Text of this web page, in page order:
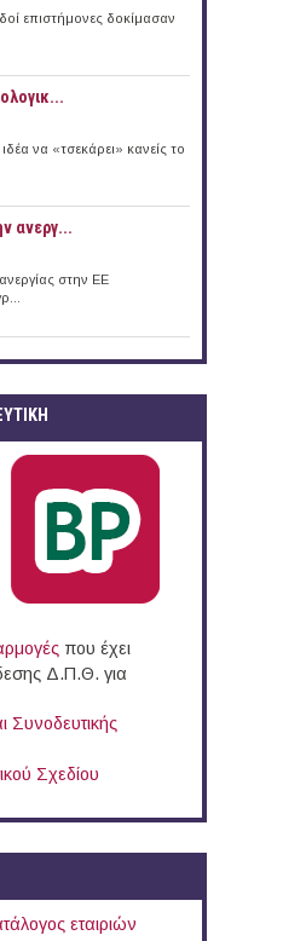
επιστήμονες δοκίμασαν
να «τσεκάρει» κανείς το
ανεργ...
στην ΕΕ
που έχει
Δ.Π.Θ. για
Συνοδευτικής
Σχεδίου
εταιριών